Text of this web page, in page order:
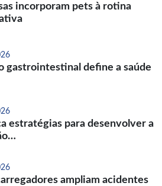
incorporam pets à rotina
gastrointestinal define a saúde
estratégias para desenvolver a
ampliam acidentes